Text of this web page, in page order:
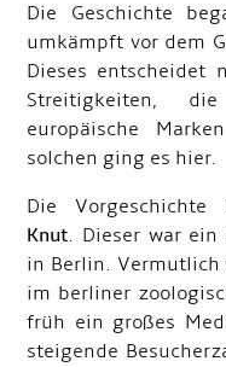
Die Geschichte
umkämpft vor dem
Dieses entscheidet
Streitigkeiten,
europäische
solchen ging es hier.
Die
Knut. Dieser war ein
in Berlin. Vermutlich
im berliner
früh ein großes
steigende